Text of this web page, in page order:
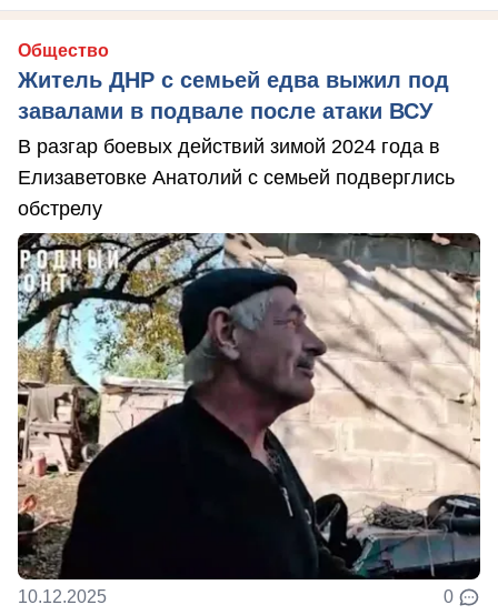
Общество
Житель ДНР с семьей едва выжил под
завалами в подвале после атаки ВСУ
В разгар боевых действий зимой 2024 года в
Елизаветовке Анатолий с семьей подверглись
обстрелу
10.12.2025 0